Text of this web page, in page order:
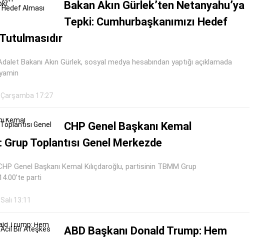
Bakan Akın Gürlek’ten Netanyahu’ya
Tepki: Cumhurbaşkanımızı Hedef
Bakanı Akın Gürlek, sosyal medya hesabından yaptığı açıklamada
17:27
CHP Genel Başkanı Kemal
Grup Toplantısı Genel Merkezde
Genel Başkanı Kemal Kılıçdaroğlu, partisinin TBMM Grup
parti
13:11
ABD Başkanı Donald Trump: Hem